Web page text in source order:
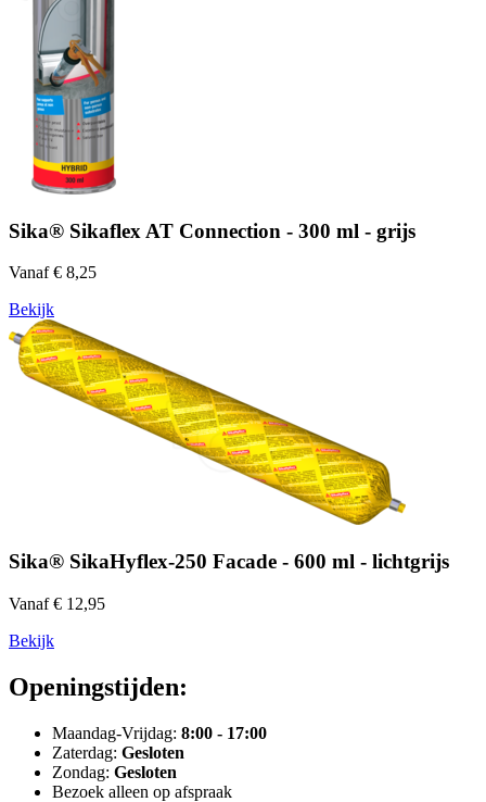
Sika® Sikaflex AT Connection - 300 ml - grijs
Vanaf € 8,25
Bekijk
Sika® SikaHyflex-250 Facade - 600 ml - lichtgrijs
Vanaf € 12,95
Bekijk
Openingstijden:
Maandag-Vrijdag: 8:00 - 17:00
Zaterdag: Gesloten
Zondag: Gesloten
Bezoek alleen op afspraak